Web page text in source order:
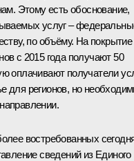
Этому есть обоснование,
услуг –
по объёму. На покрытие
с 2015 года получают 50
оплачивают получатели
для регионов, но
востребованных
сведений из Единого